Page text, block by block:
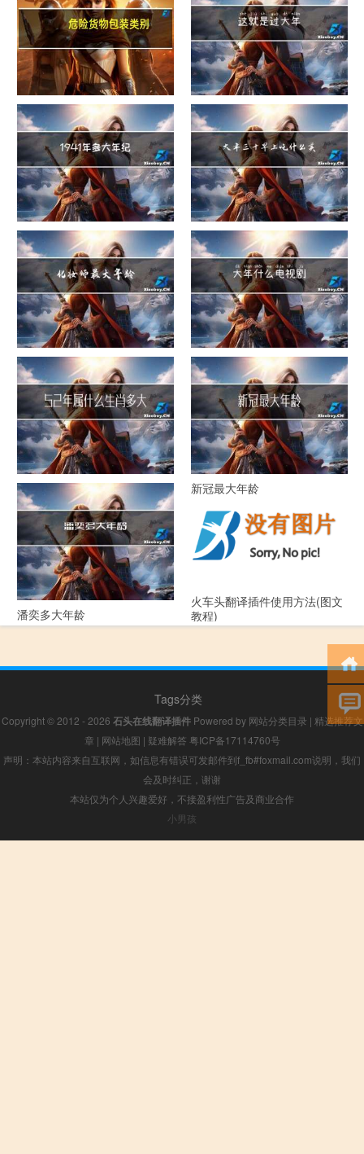
危险货物包装类别 这就是过大年
1941年多大年纪 大年三十早上吃什么美白
化妆师最大年龄 大年什么电视剧
52年属什么生肖多大年龄 新冠最大年龄
潘奕多大年龄
火车头翻译插件使用方法(图文
教程)
Tags分类
Copyright © 2012 - 2026 石头在线翻译插件Powered by 网站分类目录 | 精选推荐文
章 | 网站地图 | 疑难解答 粤ICP备17114760号
声明：本站内容来自互联网，如信息有错误可发邮件到f_fb#foxmail.com说明，我们
会及时纠正，谢谢
本站仅为个人兴趣爱好，不接盈利性广告及商业合作
小男孩